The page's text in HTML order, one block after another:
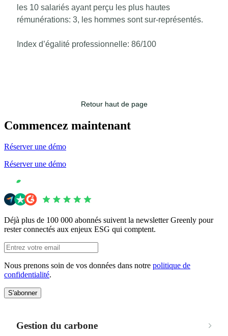
les 10 salariés ayant perçu les plus hautes
rémunérations: 3, les hommes sont sur-représentés.
Index d’égalité professionnelle: 86/100
Retour haut de page
Commencez maintenant
Réserver une démo
Réserver une démo
Déjà plus de 100 000 abonnés suivent la newsletter Greenly pour
rester connectés aux enjeux ESG qui comptent.
Nous prenons soin de vos données dans notre politique de
confidentialité.
S'abonner
Gestion du carbone